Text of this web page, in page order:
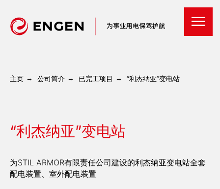
主页 → 公司简介 → 已完工项目 → “利杰纳亚”变电站
“利杰纳亚”变电站
为STIL ARMOR有限责任公司建设的利杰纳亚变电站全套
配电装置、室外配电装置